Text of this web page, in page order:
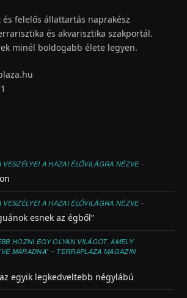
és felelős állattartás naprakész
és akvarisztika szakportál.
minél boldogabb élete legyen.
A HAZAI ÉLŐVILÁGRA NÉZVE-
A HAZAI ÉLŐVILÁGRA NÉZVE-
esnek az égből”
HOZNI EGY OLYAN VILÁGOT, AMELY
MARADNA” – TERRAPLAZA MAGAZIN
egyik legkedveltebb négylábú